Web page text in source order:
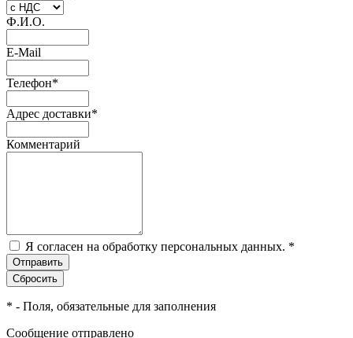
Ф.И.О.
E-Mail
Телефон*
Адрес доставки*
Комментарий
Я согласен на обработку персональных данных. *
* - Поля, обязательные для заполнения
Сообщение отправлено